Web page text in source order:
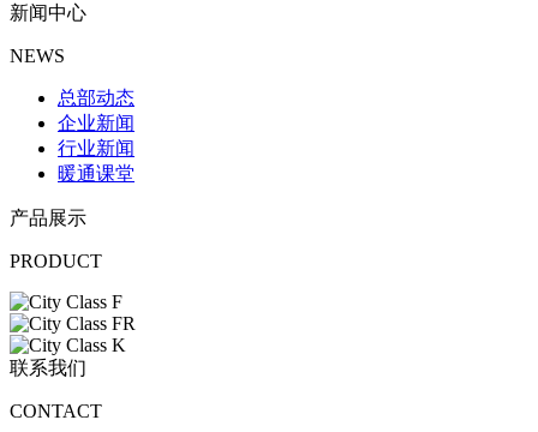
新闻中心
NEWS
总部动态
企业新闻
行业新闻
暖通课堂
产品展示
PRODUCT
联系我们
CONTACT